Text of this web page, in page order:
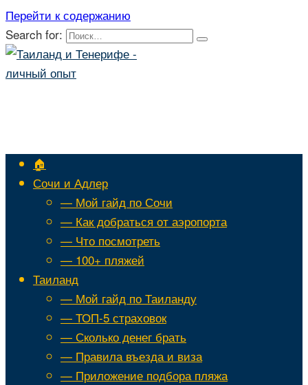
Перейти к содержанию
Search for:
🏠
Сочи и Адлер
— Мой гайд по Сочи
— Как добраться от аэропорта
— Что посмотреть
— 100+ пляжей
Таиланд
— Мой гайд по Таиланду
— ТОП-5 страховок
— Сколько денег брать
— Правила въезда и виза
— Приложение подбора пляжа